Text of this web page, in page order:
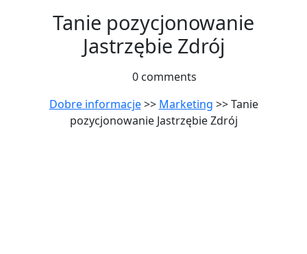
Tanie pozycjonowanie
Jastrzębie Zdrój
0 comments
Dobre informacje>> Marketing >> Tanie
pozycjonowanie Jastrzębie Zdrój